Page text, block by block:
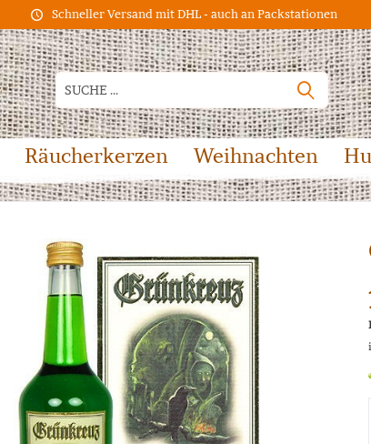
Schneller Versand mit DHL - auch an Packstationen
Räucherkerzen Weihnachten